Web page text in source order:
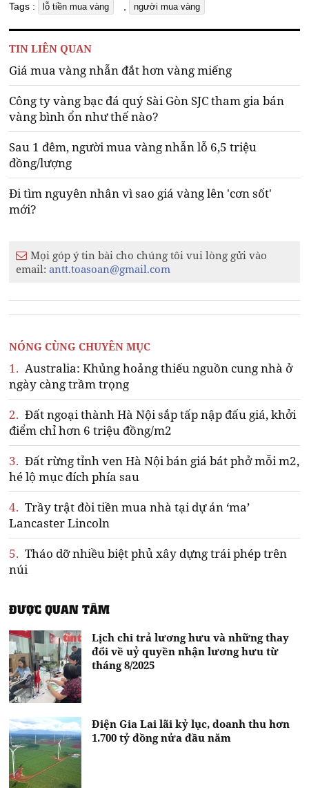
Tags : lỗ tiền mua vàng người mua vàng
TIN LIÊN QUAN
Giá mua vàng nhẫn đắt hơn vàng miếng
Công ty vàng bạc đá quý Sài Gòn SJC tham gia bán
vàng bình ổn như thế nào?
Sau 1 đêm, người mua vàng nhẫn lỗ 6,5 triệu
đồng/lượng
Đi tìm nguyên nhân vì sao giá vàng lên 'cơn sốt'
mới?
Mọi góp ý tin bài cho chúng tôi vui lòng gửi vào
email:antt.toasoan@gmail.com
NÓNG CÙNG CHUYÊN MỤC
1. Australia: Khủng hoảng thiếu nguồn cung nhà ở
ngày càng trầm trọng
2. Đất ngoại thành Hà Nội sắp tấp nập đấu giá, khởi
điểm chỉ hơn 6 triệu đồng/m2
3. Đất rừng tỉnh ven Hà Nội bán giá bát phở mỗi m2,
hé lộ mục đích phía sau
4. Trầy trật đòi tiền mua nhà tại dự án ‘ma’
Lancaster Lincoln
5. Tháo dỡ nhiều biệt phủ xây dựng trái phép trên
núi
ĐƯỢC QUAN TÂM
Lịch chi trả lương hưu và những thay
đổi về uỷ quyền nhận lương hưu từ
tháng 8/2025
Điện Gia Lai lãi kỷ lục, doanh thu hơn
1.700 tỷ đồng nửa đầu năm